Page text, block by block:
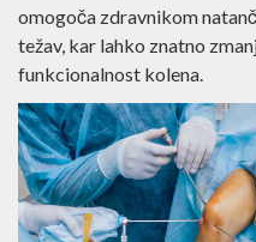
omogoča zdravnikom
težav, kar lahko znatno
funkcionalnost kolena.